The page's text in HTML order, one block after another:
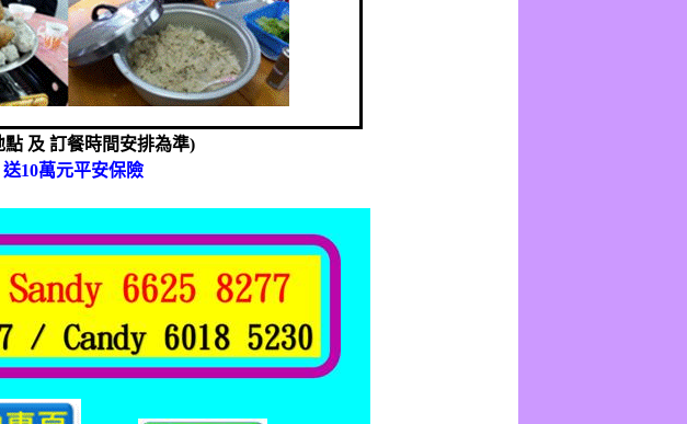
點 及 訂餐時間安排為準)
送10萬元平安保險